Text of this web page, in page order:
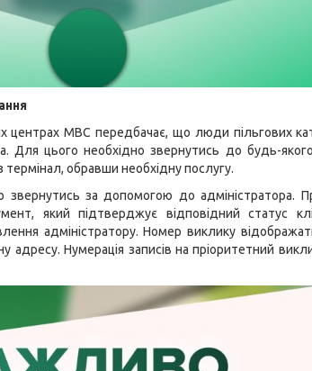
центрах МВС передбачає, що люди пільгових
Для цього необхідно звернутись до будь-
обравши необхідну послугу.
звернутись за допомогою до адміністратора.
який підтверджує відповідний статус
адміністратору. Номер виклику
адресу. Нумерація записів на пріоритетний